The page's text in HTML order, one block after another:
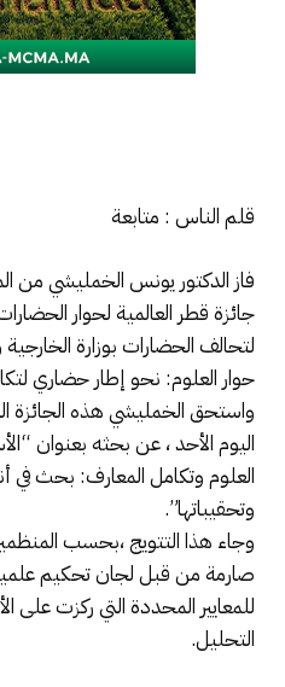
قلم الناس : متابعة
فاز الدكتور يونس الخمليشي من
جائزة قطر العالمية لحوار
لتحالف الحضارات بوزارة
حوار العلوم: نحو إطار حضاري
واستحق الخمليشي هذه الجائزة
اليوم الأحد ، عن بحثه بعنوان
العلوم وتكامل المعارف: بحث في
وتحقيباتها”.
وجاء هذا التتويج ،بحسب
صارمة من قبل لجان تحكيم
للمعايير المحددة التي ركزت
التحليل.